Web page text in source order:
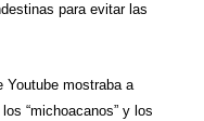
para evitar las
Youtube mostraba a
“michoacanos” y los